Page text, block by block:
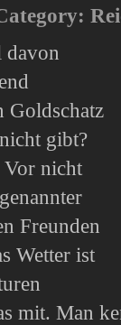
davon
Goldschatz
gibt?
Vor nicht
Freunden
Wetter ist
mit. Man